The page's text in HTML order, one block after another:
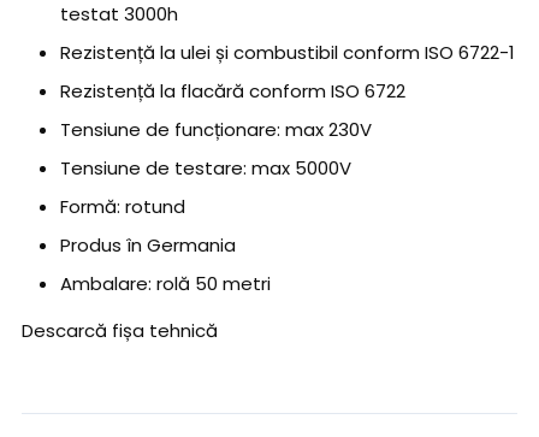
testat 3000h
Rezistență la ulei și combustibil conform ISO 6722-1
Rezistență la flacără conform ISO 6722
Tensiune de funcționare: max 230V
Tensiune de testare: max 5000V
Formă: rotund
Produs în Germania
Ambalare: rolă 50 metri
Descarcă fișa tehnică